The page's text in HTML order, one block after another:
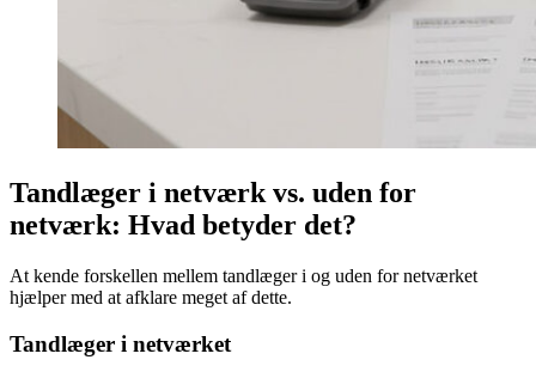
Tandlæger i netværk vs. uden for
netværk: Hvad betyder det?
At kende forskellen mellem tandlæger i og uden for netværket
hjælper med at afklare meget af dette.
Tandlæger i netværket